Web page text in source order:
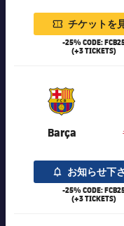
チケットを
-25% CODE:
(+3 TICKETS)
Barça
お知らせ下
-25% CODE:
(+3 TICKETS)